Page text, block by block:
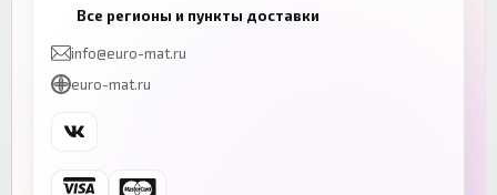
+7 (843) 206-01-30
Челябинск
+7 (343) 300-99-67
Ростов-на-Дону
Все регионы и пункты доставки
info@euro-mat.ru
euro-mat.ru